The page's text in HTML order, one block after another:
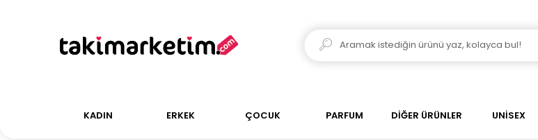
KADIN ERKEK ÇOCUK PARFUM DİĞER ÜRÜNLER UNİSEX